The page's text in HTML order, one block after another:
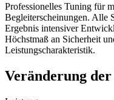
Professionelles Tuning für
Begleiterscheinungen. Alle
Ergebnis intensiver
Höchstmaß an Sicherheit
Leistungscharakteristik.
Veränderung